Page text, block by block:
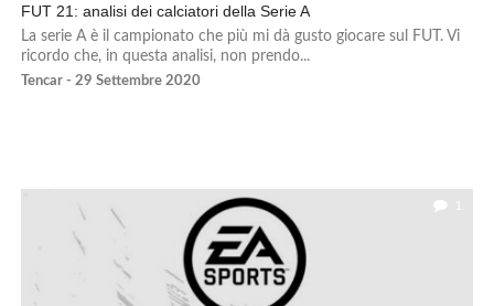
FUT 21: analisi dei calciatori della Serie A
La serie A è il campionato che più mi dà gusto giocare sul FUT. Vi
ricordo che, in questa analisi, non prendo...
Tencar - 29 Settembre 2020